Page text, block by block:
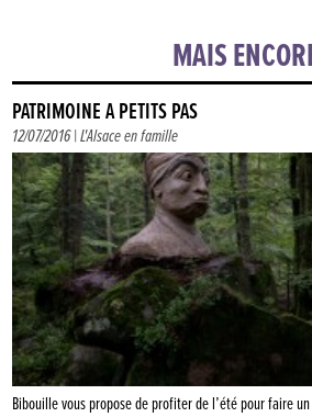
MAIS
PATRIMOINE À PETITS PAS
12/07/2016 |L'Alsace en famille
Bibouille vous propose de profiter de l’été pour faire